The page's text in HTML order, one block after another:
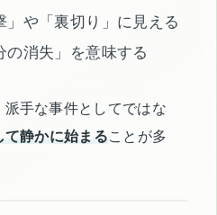
」や「裏切り」に見える
の消失」を意味する
手な事件としてではな
て静かに始まることが多